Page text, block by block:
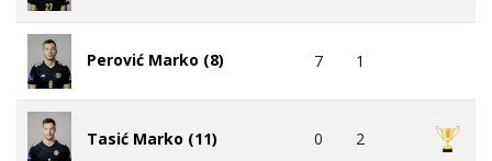
Perović Marko (8) 7 1
Tasić Marko (11) 0 2